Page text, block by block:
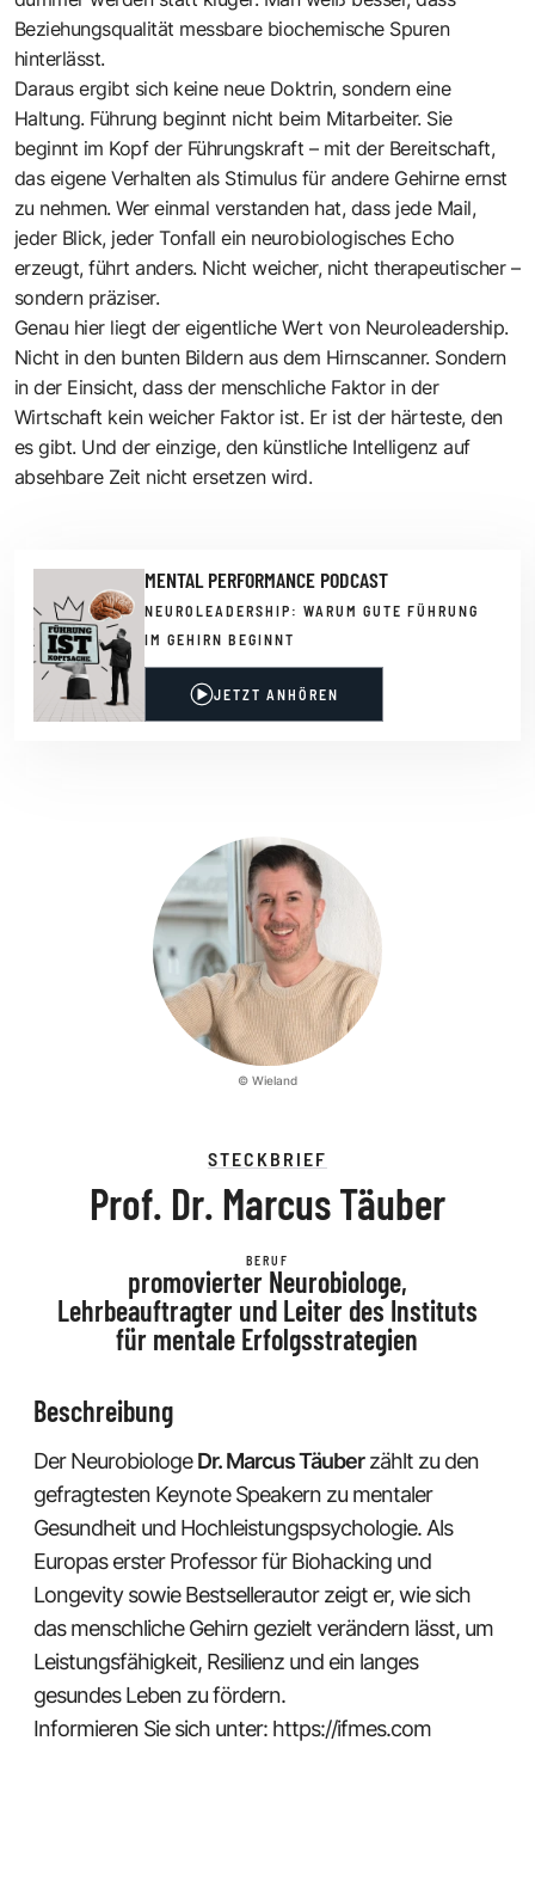
Beziehungsqualität messbare biochemische Spuren
hinterlässt.
Daraus ergibt sich keine neue Doktrin, sondern eine
Haltung. Führung beginnt nicht beim Mitarbeiter. Sie
beginnt im Kopf der Führungskraft – mit der Bereitschaft,
das eigene Verhalten als Stimulus für andere Gehirne ernst
zu nehmen. Wer einmal verstanden hat, dass jede Mail,
jeder Blick, jeder Tonfall ein neurobiologisches Echo
erzeugt, führt anders. Nicht weicher, nicht therapeutischer –
sondern präziser.
Genau hier liegt der eigentliche Wert von Neuroleadership.
Nicht in den bunten Bildern aus dem Hirnscanner. Sondern
in der Einsicht, dass der menschliche Faktor in der
Wirtschaft kein weicher Faktor ist. Er ist der härteste, den
es gibt. Und der einzige, den künstliche Intelligenz auf
absehbare Zeit nicht ersetzen wird.
MENTAL PERFORMANCE PODCAST
NEUROLEADERSHIP: WARUM GUTE FÜHRUNG
IM GEHIRN BEGINNT
JETZT ANHÖREN
© Wieland
STECKBRIEF
Prof. Dr. Marcus Täuber
BERUF
promovierter Neurobiologe,
Lehrbeauftragter und Leiter des Instituts
für mentale Erfolgsstrategien
Beschreibung
Der NeurobiologeDr. Marcus Täuberzählt zu den
gefragtesten Keynote Speakern zu mentaler
Gesundheit und Hochleistungspsychologie. Als
Europas erster Professor für Biohacking und
Longevity sowie Bestsellerautor zeigt er, wie sich
das menschliche Gehirn gezielt verändern lässt, um
Leistungsfähigkeit, Resilienz und ein langes
gesundes Leben zu fördern.
Informieren Sie sich unter: https://ifmes.com